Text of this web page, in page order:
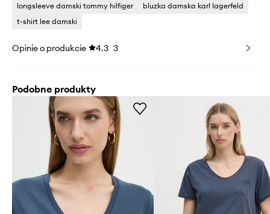
longsleeve damski tommy hilfiger
bluzka damska karl lagerfeld
t-shirt lee damski
Opinie o produkcie 4.3 3
Podobne produkty